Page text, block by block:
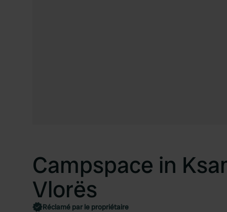
Campspace in
Vlorës
Réclamé par le propriétaire